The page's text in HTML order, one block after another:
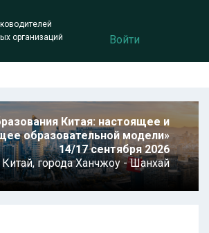
организаций
Войти
Китая: настоящее и
образовательной модели»
14/17 сентября 2026
Китай,города Ханчжоу - Шанхай